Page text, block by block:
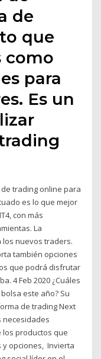
de
que
como
para
Es un
de trading online para
es lo que mejor
con más
La
nuevos traders.
también opciones
que podrá disfrutar
4 Feb 2020 ¿Cuáles
este año? Su
de trading Next
necesidades
los productos que
y opciones, Invierta